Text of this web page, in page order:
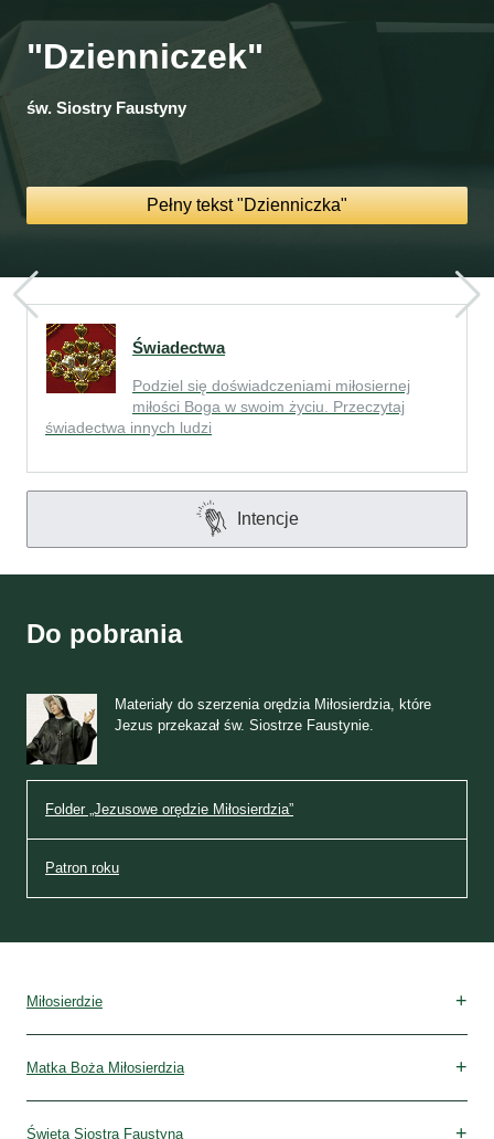
"Dzienniczek"
św. Siostry Faustyny
Pełny tekst "Dzienniczka"
Świadectwa
Podziel się doświadczeniami miłosiernej
miłości Boga w swoim życiu. Przeczytaj
świadectwa innych ludzi
Intencje
Do pobrania
Materiały do szerzenia orędzia Miłosierdzia, które
Jezus przekazał św. Siostrze Faustynie.
Folder „Jezusowe orędzie Miłosierdzia”
Patron roku
Miłosierdzie
Matka Boża Miłosierdzia
Święta Siostra Faustyna